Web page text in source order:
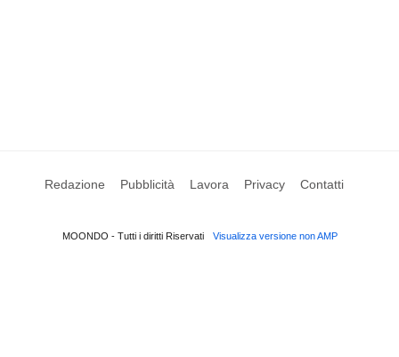
Redazione Pubblicità Lavora Privacy Contatti
MOONDO - Tutti i diritti Riservati Visualizza versione non AMP